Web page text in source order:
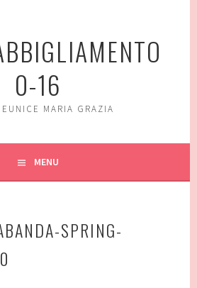
0-16
MARIA GRAZIA
MENU
SPRING-